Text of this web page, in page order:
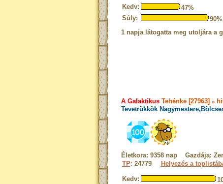
Kedv:
47%
Súly:
90%
1 napja látogatta meg utoljára a
A GalaktikusTehénke [27963] »
Tevetrükkök
Életkora: 9358 nap Gazdája:
TP: 24779 Helyezés a
Kedv: